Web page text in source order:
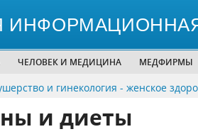
ЧЕЛОВЕК И МЕДИЦИНА МЕДФИРМЫ
и гинекология - женское
и диеты